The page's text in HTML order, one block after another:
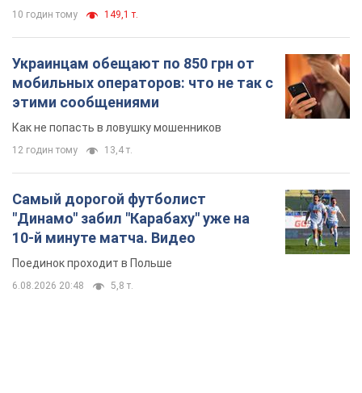
10 годин тому 149,1 т.
Украинцам обещают по 850 грн от
мобильных операторов: что не так с
этими сообщениями
Как не попасть в ловушку мошенников
12 годин тому 13,4 т.
Самый дорогой футболист
"Динамо" забил "Карабаху" уже на
10-й минуте матча. Видео
Поединок проходит в Польше
6.08.2026 20:48 5,8 т.